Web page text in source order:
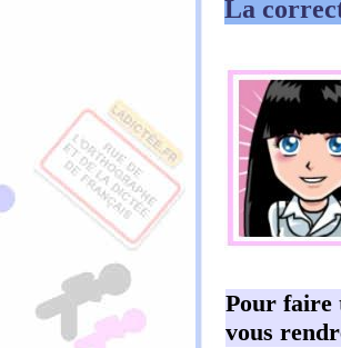
La
Pour faire
vous